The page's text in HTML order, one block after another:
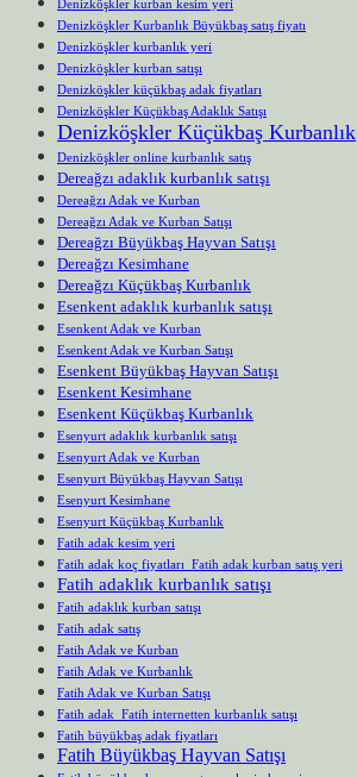
Denizköşkler kurban kesim yeri
Denizköşkler Kurbanlık Büyükbaş satış fiyatı
Denizköşkler kurbanlık yeri
Denizköşkler kurban satışı
Denizköşkler küçükbaş adak fiyatları
Denizköşkler Küçükbaş Adaklık Satışı
Denizköşkler Küçükbaş Kurbanlık
Denizköşkler online kurbanlık satış
Dereağzı adaklık kurbanlık satışı
Dereağzı Adak ve Kurban
Dereağzı Adak ve Kurban Satışı
Dereağzı Büyükbaş Hayvan Satışı
Dereağzı Kesimhane
Dereağzı Küçükbaş Kurbanlık
Esenkent adaklık kurbanlık satışı
Esenkent Adak ve Kurban
Esenkent Adak ve Kurban Satışı
Esenkent Büyükbaş Hayvan Satışı
Esenkent Kesimhane
Esenkent Küçükbaş Kurbanlık
Esenyurt adaklık kurbanlık satışı
Esenyurt Adak ve Kurban
Esenyurt Büyükbaş Hayvan Satışı
Esenyurt Kesimhane
Esenyurt Küçükbaş Kurbanlık
Fatih adak kesim yeri
Fatih adak koç fiyatları Fatih adak kurban satış yeri
Fatih adaklık kurbanlık satışı
Fatih adaklık kurban satışı
Fatih adak satış
Fatih Adak ve Kurban
Fatih Adak ve Kurbanlık
Fatih Adak ve Kurban Satışı
Fatih adak Fatih internetten kurbanlık satışı
Fatih büyükbaş adak fiyatları
Fatih Büyükbaş Hayvan Satışı